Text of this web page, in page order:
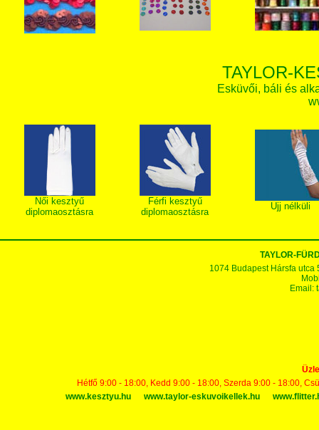
TAYLOR-
Esküvői, báli és
Női kesztyű
diplomaosztásra
Férfi kesztyű
diplomaosztásra
Ujj nélküli
TAYLOR-
1074 Budapest Hársfa utca
Email:
Hétfő 9:00 - 18:00, Kedd 9:00 - 18:00, Szerda 9:00 - 18:00,
www.kesztyu.hu
www.taylor-eskuvoikellek.hu